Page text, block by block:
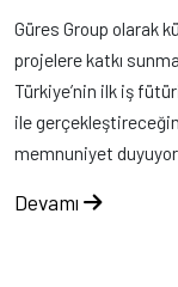
Güres Group olarak
projelere katkı
Türkiye’nin ilk iş
ile
memnuniyet
Devamı